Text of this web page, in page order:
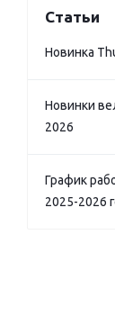
Статьи
Новинка
Новинки
2026
График
2025-2026